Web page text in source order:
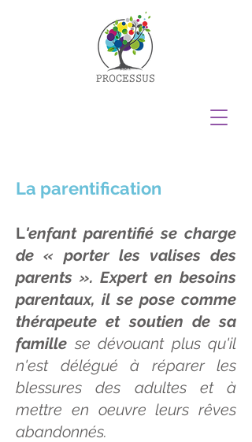
La parentification
L'enfant parentifié se charge
de « porter les valises des
parents ». Expert en besoins
parentaux, il se pose comme
thérapeute et soutien de sa
famillese dévouant plus qu'il
n'est délégué à réparer les
blessures des adultes et à
mettre en oeuvre leurs rêves
abandonnés.